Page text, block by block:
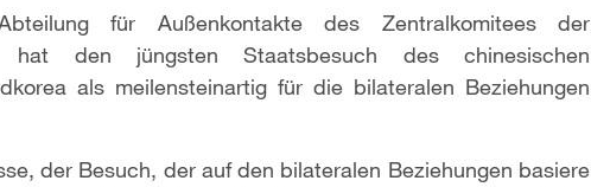
für Außenkontakte des Zentralkomitees der
hat den jüngsten Staatsbesuch des chinesischen
als meilensteinartig für die bilateralen Beziehungen
der Besuch, der auf den bilateralen Beziehungen basiere